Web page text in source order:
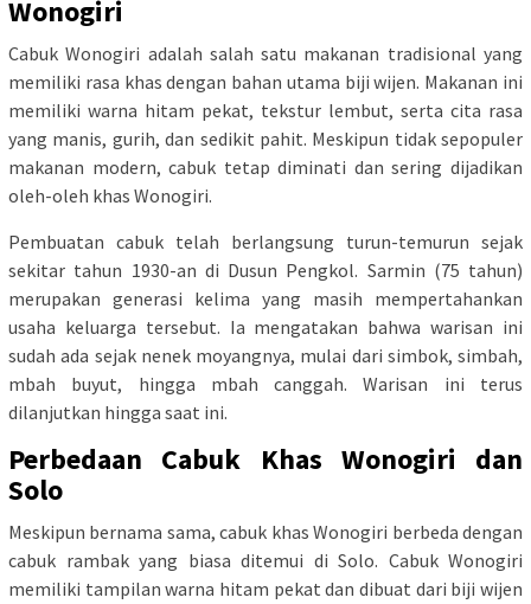
Wonogiri
Cabuk Wonogiri adalah salah satu makanan tradisional yang
memiliki rasa khas dengan bahan utama biji wijen. Makanan ini
memiliki warna hitam pekat, tekstur lembut, serta cita rasa
yang manis, gurih, dan sedikit pahit. Meskipun tidak sepopuler
makanan modern, cabuk tetap diminati dan sering dijadikan
oleh-oleh khas Wonogiri.
Pembuatan cabuk telah berlangsung turun-temurun sejak
sekitar tahun 1930-an di Dusun Pengkol. Sarmin (75 tahun)
merupakan generasi kelima yang masih mempertahankan
usaha keluarga tersebut. Ia mengatakan bahwa warisan ini
sudah ada sejak nenek moyangnya, mulai dari simbok, simbah,
mbah buyut, hingga mbah canggah. Warisan ini terus
dilanjutkan hingga saat ini.
Perbedaan Cabuk Khas Wonogiri dan
Solo
Meskipun bernama sama, cabuk khas Wonogiri berbeda dengan
cabuk rambak yang biasa ditemui di Solo. Cabuk Wonogiri
memiliki tampilan warna hitam pekat dan dibuat dari biji wijen